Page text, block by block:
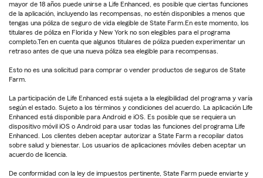
mayor de 18 años puede unirse a Life Enhanced, es posible que ciertas funciones
de la aplicación, incluyendo las recompensas, no estén disponibles a menos que
tengas una póliza de seguro de vida elegible de State Farm.En este momento, los
titulares de póliza en Florida y New York no son elegibles para el programa
completo.Ten en cuenta que algunos titulares de póliza pueden experimentar un
retraso antes de que una nueva póliza sea elegible para recompensas.
Esto no es una solicitud para comprar o vender productos de seguros de State
Farm.
La participación de Life Enhanced está sujeta a la elegibilidad del programa y varía
según el estado. Sujeto a los términos y condiciones del acuerdo. La aplicación Life
Enhanced está disponible para Android e iOS. Es posible que se requiera un
dispositivo móvil iOS o Android para usar todas las funciones del programa Life
Enhanced. Los clientes deben aceptar autorizar a State Farm a recopilar datos
sobre salud y bienestar. Los usuarios de aplicaciones móviles deben aceptar un
acuerdo de licencia.
De conformidad con la ley de impuestos pertinente, State Farm puede enviarte y